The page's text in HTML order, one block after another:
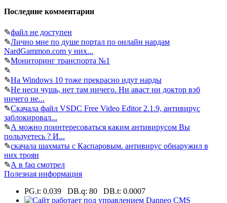
Последние комментарии
✎файл не доступен
✎Лично мне по душе портал по онлайн нардам
NardGammon.com у них...
✎Мониторинг транспорта №1
✎
✎На Windows 10 тоже прекрасно идут нарды
✎Не неси чушь, нет там ничего. Ни аваст ни доктор вэб
ничего не...
✎Скачала файл VSDC Free Video Editor 2.1.9, антивирус
заблокировал...
✎А можно поинтересоваться каким антивирусом Вы
пользуетесь ? И...
✎скачала шахматы с Каспаровым. антивирус обнаружил в
них троян
✎А в faq смотрел
Полезная информация
PG.t: 0.039 DB.q: 80 DB.t: 0.0007